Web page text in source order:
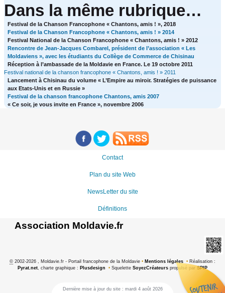
Dans la même rubrique…
Festival de la Chanson Francophone « Chantons, amis ! », 2018
Festival de la Chanson Francophone « Chantons, amis ! » 2014
Festival National de la Chanson Francophone « Chantons, amis ! » 2012
Rencontre de Jean-Jacques Combarel, président de l’association « Les
Moldaviens », avec les étudiants du Collège de Commerce de Chisinau
Réception à l’ambassade de la Moldavie en France. Le 19 octobre 2011
Festival national de la chanson francophone « Chantons, amis ! » 2011
Lancement à Chisinau du volume « L’Empire au miroir. Stratégies de puissance
aux Etats-Unis et en Russie »
Festival de la chanson francophone Chantons, amis 2007
« Ce soir, je vous invite en France », novembre 2006
Contact
Plan du site Web
NewsLetter du site
Définitions
Association Moldavie.fr
© 2002-2026 , Moldavie.fr - Portail francophone de la Moldavie • Mentions légales • Réalisation :
Pyrat.net, charte graphique : Plusdesign • Squelette SoyezCréateurs propulsé par SPIP
Dernière mise à jour du site : mardi 4 août 2026